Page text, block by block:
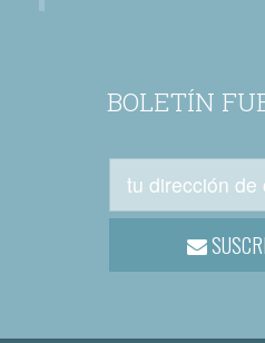
BOLETÍN